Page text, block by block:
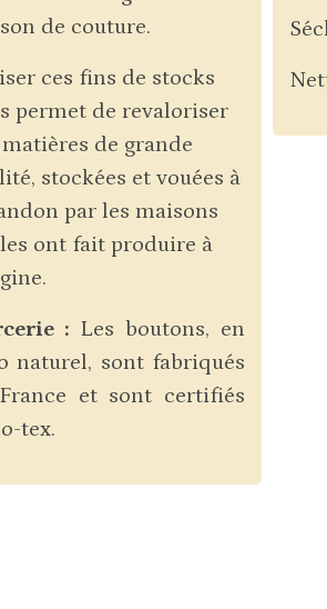
de couture.
ces fins de stocks
permet de revaloriser
de grande
stockées et vouées à
par les maisons
ont fait produire à
: Les boutons, en
naturel, sont fabriqués
et sont certifiés
tex.